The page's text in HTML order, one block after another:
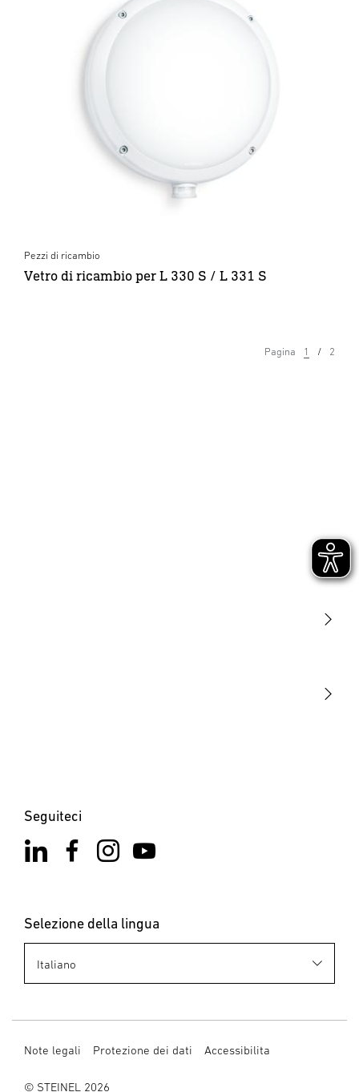
Pezzi di ricambio
Vetro di ricambio per L 330 S / L 331 S
Pagina 1 2
Seguiteci
Selezione della lingua
Note legali Protezione dei dati Accessibilita
© STEINEL 2026